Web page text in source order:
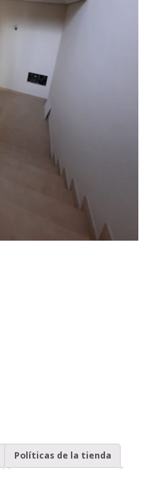
Políticas de la tienda